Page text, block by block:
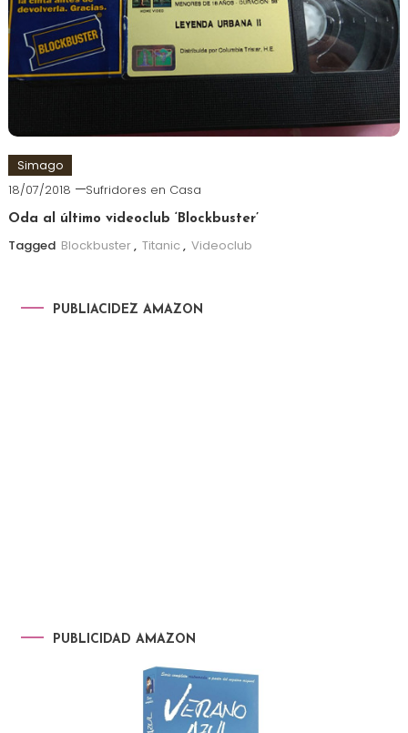
Simago
18/07/2018 Sufridores en Casa
Oda al último videoclub ‘Blockbuster’
Tagged Blockbuster, Titanic , Videoclub
PUBLIACIDEZ AMAZON
PUBLICIDAD AMAZON